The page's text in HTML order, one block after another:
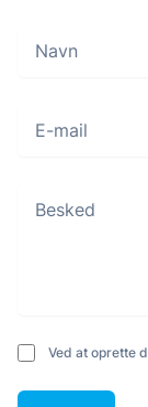
Ved at oprette